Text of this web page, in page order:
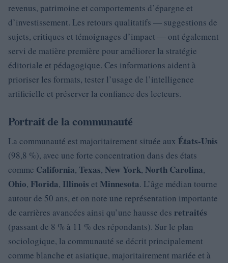
revenus, patrimoine et comportements d’épargne et
d’investissement. Les retours qualitatifs — suggestions de
sujets, critiques et témoignages d’impact — ont également
servi de matière première pour améliorer la stratégie
éditoriale et pédagogique. Ces informations aident à
prioriser les formats, tester l’usage de l’intelligence
artificielle et préserver la confiance des lecteurs.
Portrait de la communauté
La communauté est majoritairement située aux États‑Unis
(98,8 %), avec une forte concentration dans des états
comme California, Texas, New York, North Carolina,
Ohio, Florida, Illinois et Minnesota. L’âge médian tourne
autour de 50 ans, et on note une représentation importante
de carrières avancées ainsi qu’une hausse des retraités
(passant de 8 % à 11 % des répondants). Sur le plan
sociologique, la communauté se décrit principalement
comme blanche et asiatique, majoritairement mariée et à